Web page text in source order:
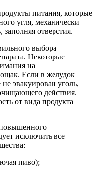
питания, которые
угля, механически
отверстия.
выбора
Некоторые
на
Если в желудок
эвакуирован уголь,
действия.
от вида продукта
исключить все
пиво);